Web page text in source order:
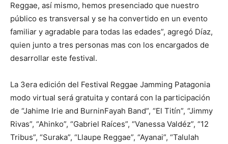
Reggae, así mismo, hemos presenciado que nuestro
público es transversal y se ha convertido en un evento
familiar y agradable para todas las edades”, agregó Díaz,
quien junto a tres personas mas con los encargados de
desarrollar este festival.
La 3era edición del Festival Reggae Jamming Patagonia
modo virtual será gratuita y contará con la participación
de “Jahime Irie and BurninFayah Band”, “El Titín”, “Jimmy
Rivas”, “Ahinko”, “Gabriel Raíces”, “Vanessa Valdéz”, “12
Tribus”, “Suraka”, “Llaupe Reggae”, “Ayanai”, “Talulah